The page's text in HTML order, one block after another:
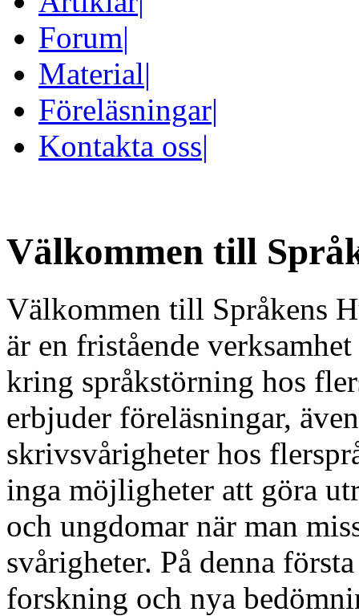
Forum|
Material|
Föreläsningar|
Kontakta oss|
Välkommen till
Välkommen till Språkens
är en fristående
kring språkstörning hos
erbjuder föreläsningar,
skrivsvårigheter hos
inga möjligheter att göra
och ungdomar när man
svårigheter. På denna
forskning och nya